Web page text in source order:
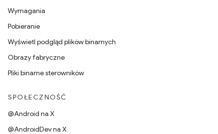
Wymagania
Pobieranie
Wyświetl podgląd plików binarnych
Obrazy fabryczne
Pliki binarne sterowników
SPOŁECZNOŚĆ
@Android na X
@AndroidDev na X